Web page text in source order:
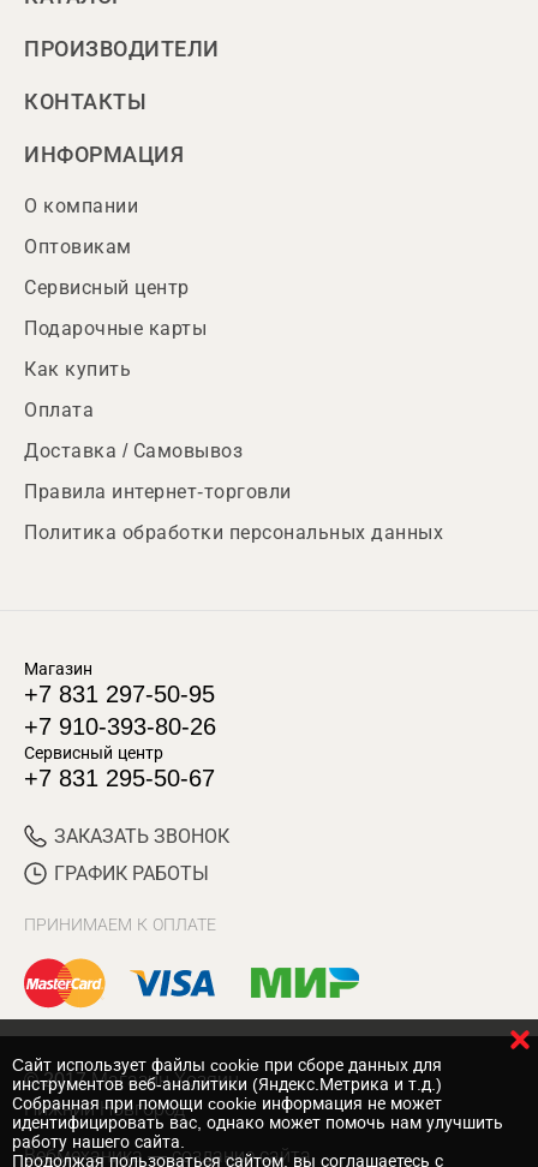
ПРОИЗВОДИТЕЛИ
КОНТАКТЫ
ИНФОРМАЦИЯ
О компании
Оптовикам
Сервисный центр
Подарочные карты
Как купить
Оплата
Доставка / Самовывоз
Правила интернет-торговли
Политика обработки персональных данных
Магазин
+7 831 297-50-95
+7 910-393-80-26
Сервисный центр
+7 831 295-50-67
ЗАКАЗАТЬ ЗВОНОК
ГРАФИК РАБОТЫ
ПРИНИМАЕМ К ОПЛАТЕ
© 2017 Магазин Хозяин
Нижний Новгород
Вебмеханика — создание сайта
Cайт использует файлы cookie при сборе данных для
инструментов веб-аналитики (Яндекс.Метрика и т.д.)
Собранная при помощи cookie информация не может
идентифицировать вас, однако может помочь нам улучшить
работу нашего сайта.
Продолжая пользоваться сайтом, вы соглашаетесь с